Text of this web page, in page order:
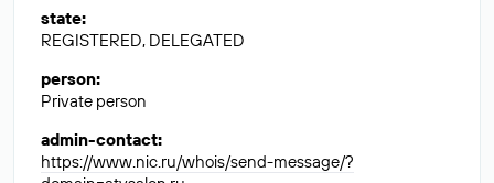
state:
REGISTERED, DELEGATED
person:
Private person
admin-contact:
https://www.nic.ru/whois/send-message/?